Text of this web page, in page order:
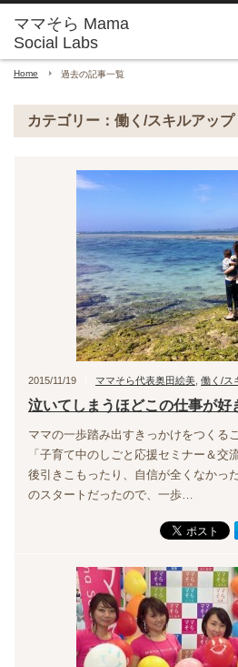
Home 過去の記事一覧
カテゴリー：働く/スキルアップ
2015/11/19 ママそら代表奥田絵美 働く/ス
泣いてしまうほどこの仕事が好
ママの一歩踏み出すきっかけをつくる
「子育て中のしごと応援セミナー＆交
後引きこもったり、自信が全くなかっ
のスタートだったので、一歩…